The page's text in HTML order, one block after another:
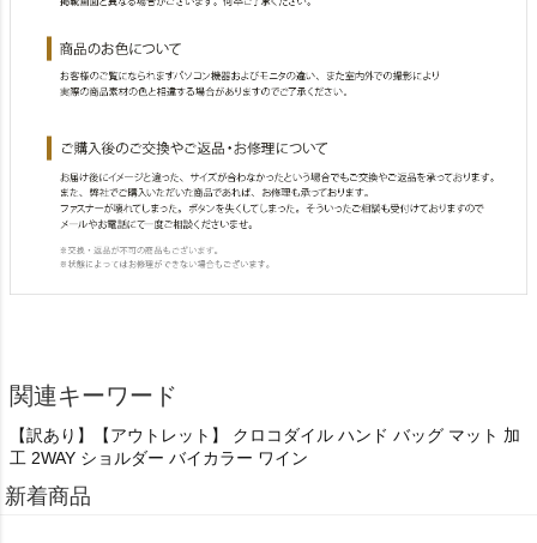
関連キーワード
【訳あり】【アウトレット】 クロコダイル ハンド バッグ マット 加
工 2WAY ショルダー バイカラー ワイン
新着商品